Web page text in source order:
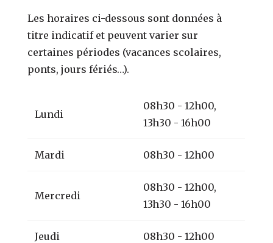
Les horaires ci-dessous sont données à
titre indicatif et peuvent varier sur
certaines périodes (vacances scolaires,
ponts, jours fériés…).
Lundi
08h30 - 12h00,
13h30 - 16h00
Mardi 08h30 - 12h00
Mercredi
08h30 - 12h00,
13h30 - 16h00
Jeudi 08h30 - 12h00